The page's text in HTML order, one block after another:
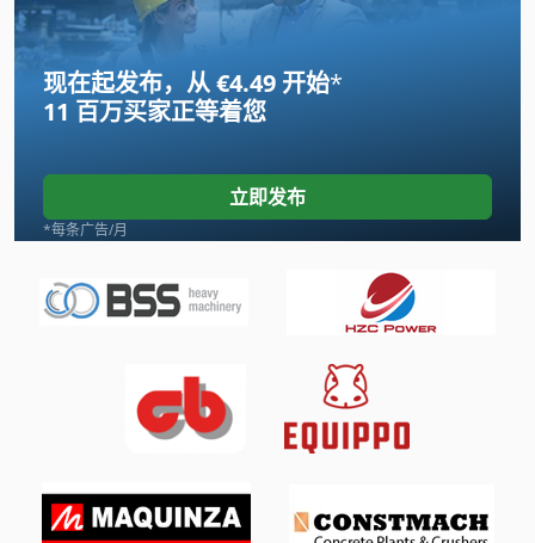
Fz 0
Gildemeister Ct 20
Index B 60
International 434
Linde
Newton 20
Scania
Transmig 400
手动 绞车
现在起发布，从 €4.49 开始*
11 百万买家正等着您
立即发布
*每条广告/月